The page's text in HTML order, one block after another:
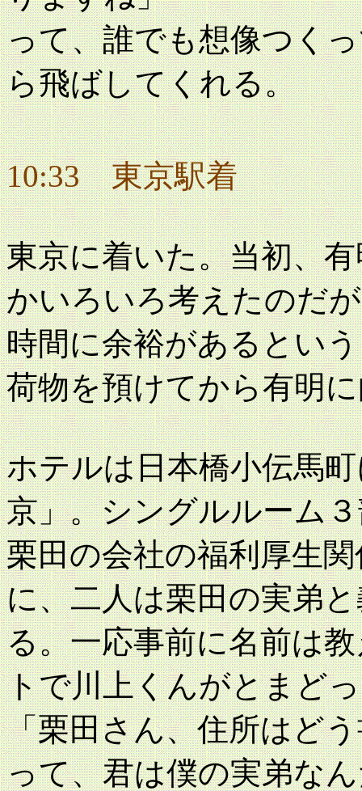
って、誰でも想像つく
ら飛ばしてくれる。
10:33 東京駅着
東京に着いた。当初、
かいろいろ考えたのだ
時間に余裕があるとい
荷物を預けてから有明
ホテルは日本橋小伝馬
京」。シングルルーム
栗田の会社の福利厚生
に、二人は栗田の実弟
る。一応事前に名前は
トで川上くんがとまど
「栗田さん、住所はど
って、君は僕の実弟な